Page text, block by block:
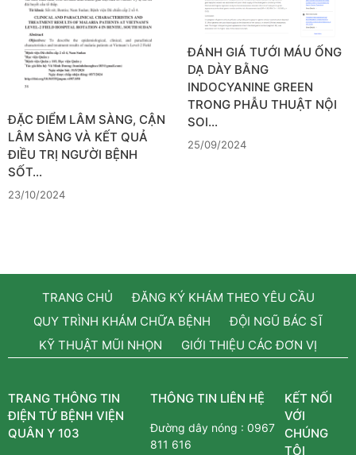
ĐẶC ĐIỂM LÂM SÀNG, CẬN
LÂM SÀNG VÀ KẾT QUẢ
ĐIỀU TRỊ NGƯỜI BỆNH
SỐT…
23/10/2024
ĐÁNH GIÁ TƯỚI MÁU ỐNG
DẠ DÀY BẰNG
INDOCYANINE GREEN
TRONG PHẪU THUẬT NỘI
SOI…
25/09/2024
TRANG CHỦ
ĐĂNG KÝ KHÁM THEO YÊU CẦU
QUY TRÌNH KHÁM CHỮA BỆNH
ĐỘI NGŨ BÁC SĨ
KỸ THUẬT MŨI NHỌN
GIỚI THIỆU CÁC ĐƠN VỊ
TRANG THÔNG TIN
ĐIỆN TỬ BỆNH VIỆN
QUÂN Y 103
THÔNG TIN LIÊN HỆ
Đường dây nóng :0967
811 616
KẾT NỐI
VỚI
CHÚNG
TÔI